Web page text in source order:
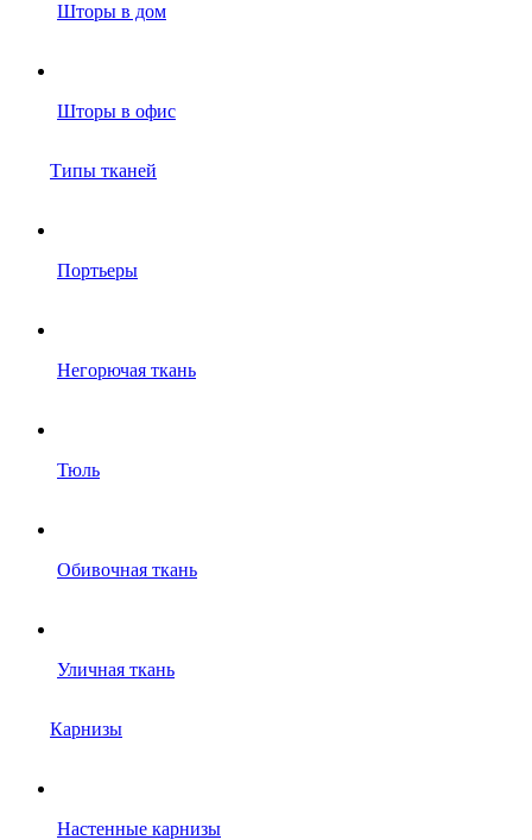
Шторы в дом
Шторы в офис
Типы тканей
Портьеры
Негорючая ткань
Тюль
Обивочная ткань
Уличная ткань
Карнизы
Настенные карнизы